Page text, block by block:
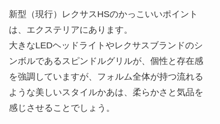
新型（現行）レクサスHSのかっこいいポイント
は、エクステリアにあります。
大きなLEDヘッドライトやレクサスブランドのシ
ンボルであるスピンドルグリルが、個性と存在感
を強調していますが、フォルム全体が持つ流れる
ような美しいスタイルかあは、柔らかさと気品を
感じさせることでしょう。